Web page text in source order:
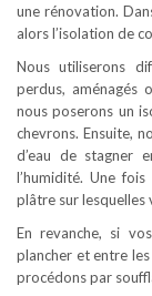
une rénovation.
alors l’isolation de
Nous utiliserons
perdus, aménagés
nous poserons un
chevrons. Ensuite,
d’eau de stagner
l’humidité. Une
plâtre sur
En revanche, si
plancher et entre les
procédons par